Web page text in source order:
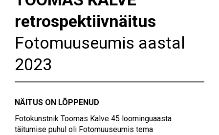
retrospektiivnäitus
Fotomuuseumis aastal
2023
NÄITUS ON LÕPPENUD
Fotokunstnik Toomas Kalve 45 loominguaasta
täitumise puhul oli Fotomuuseumis tema